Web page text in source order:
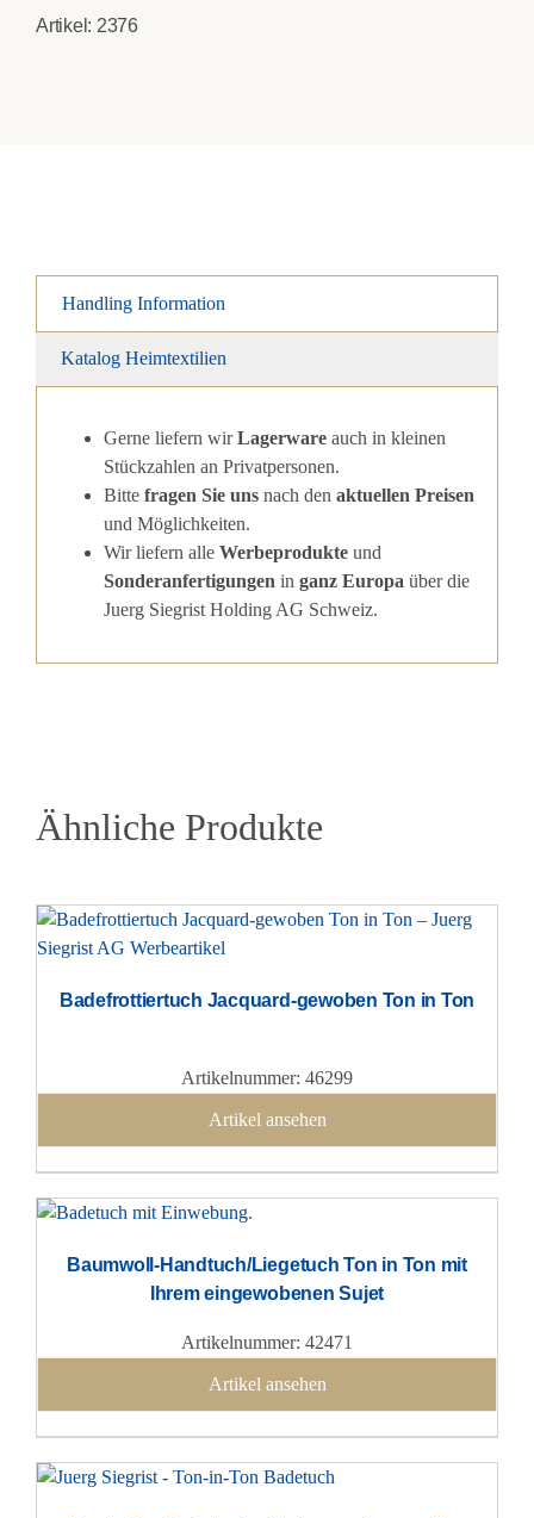
Artikel: 2376
Handling Information
Katalog Heimtextilien
Gerne liefern wirLagerwareauch in kleinen
Stückzahlen an Privatpersonen.
Bitte fragen Sie unsnach den aktuellen Preisen
und Möglichkeiten.
Wir liefern alle Werbeprodukteund
Sonderanfertigungen in ganz Europa über die
Juerg Siegrist Holding AG Schweiz.
Ähnliche Produkte
Badefrottiertuch Jacquard-gewoben Ton in Ton
Artikelnummer: 46299
Artikel ansehen
Baumwoll-Handtuch/Liegetuch Ton in Ton mit
Ihrem eingewobenen Sujet
Artikelnummer: 42471
Artikel ansehen